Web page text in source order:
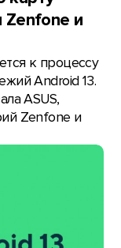
Zenfone и
к процессу
Android 13.
ASUS,
Zenfone и